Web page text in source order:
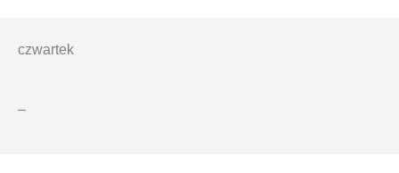
czwartek
–